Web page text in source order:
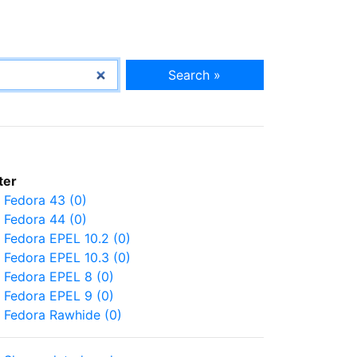
Search »
Fedora 43 (0)
Fedora 44 (0)
Fedora EPEL 10.2 (0)
Fedora EPEL 10.3 (0)
Fedora EPEL 8 (0)
Fedora EPEL 9 (0)
Fedora Rawhide (0)